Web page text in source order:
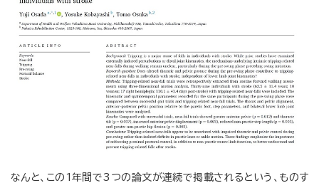
なんと、この1年間で3つの論文が連続で掲載されるという、ものす